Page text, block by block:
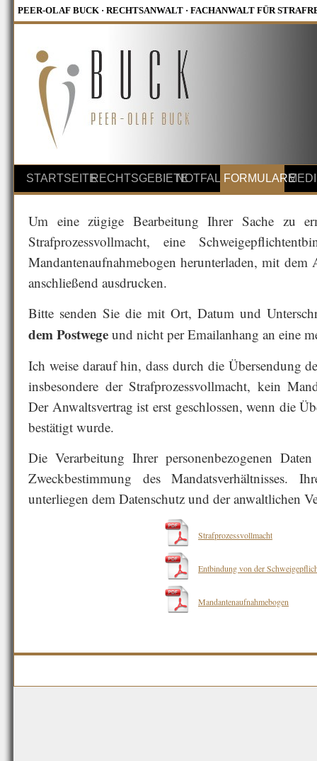
PEER-OLAF BUCK · RECHTSANWALT · FACHANWALT FÜR
STARTSEITERECHTSGEBIETENOTFALLFORMULARE
Um eine zügige Bearbeitung Ihrer Sache zu
Strafprozessvollmacht, eine
Mandantenaufnahmebogen herunterladen, mit dem
anschließend ausdrucken.
Bitte senden Sie die mit Ort, Datum und
dem Postwege und nicht per Emailanhang an eine
Ich weise darauf hin, dass durch die Übersendung
insbesondere der Strafprozessvollmacht, kein
Der Anwaltsvertrag ist erst geschlossen, wenn die
bestätigt wurde.
Die Verarbeitung Ihrer personenbezogenen
Zweckbestimmung des Mandatsverhältnisses.
unterliegen dem Datenschutz und der anwaltlichen
Strafprozessvollmacht
Entbindung von der
Mandantenaufnahmebogen